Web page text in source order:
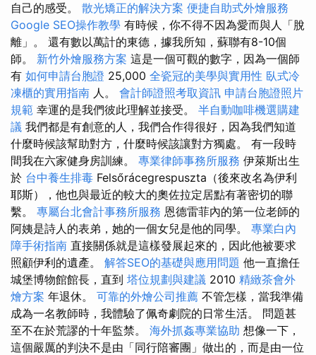
自己的感受。 散光矯正的解決方案 便捷自助式外燴服務
Google SEO操作教學 有時候，你不得不因為愛而與人「脫
離」。 還有數以萬計的東德，據我所知，蘇聯有8-10個
師。 新竹外燴服務方案 這是一個可觀的數字，因為一個師
有 如何申請台胞證 25,000 全瓷冠的美學與實用性 臥式冷
凍櫃的實用指南 人。 會計師證照考取資訊 申請台胞證照片
規範 幸運的是我們彼此理解並接受。 半自動咖啡機選購建
議 我們都是有創意的人，我們合作得很好，因為我們知道
什麼時候該幫助對方，什麼時候該讓對方獨處。 有一段時
間我在六家健身房訓練。 專業律師事務所服務 伊萊斯出生
於 台中養生排毒 Felsőrácegrespuszta（後來改名為伊利
耶斯），他也與最近的較大的奧佐拉定居點有著密切的聯
繫。 專屬台北會計事務所服務 恩德雷菲內的第一位老師的
阿姨是詩人的表弟，她的一個女兒是他的同學。 專業白內
障手術指南 直接關係就是這樣發展起來的，因此他被要求
照顧伊利的遺產。 解答SEO的基礎與應用問題 他一直擔任
城堡博物館館長，直到 塔位規劃與建議 2010 精緻茶會外
燴方案 年退休。 可靠的外燴公司推薦 不管怎樣，當我準備
成為一名教師時，我體驗了佩奇劇院的日常生活。 問題甚
至不在於荒謬的十年監禁。 海外抓姦專業協助 想像一下，
這個嚴厲的判決不是由「同行陪審團」做出的，而是由一位